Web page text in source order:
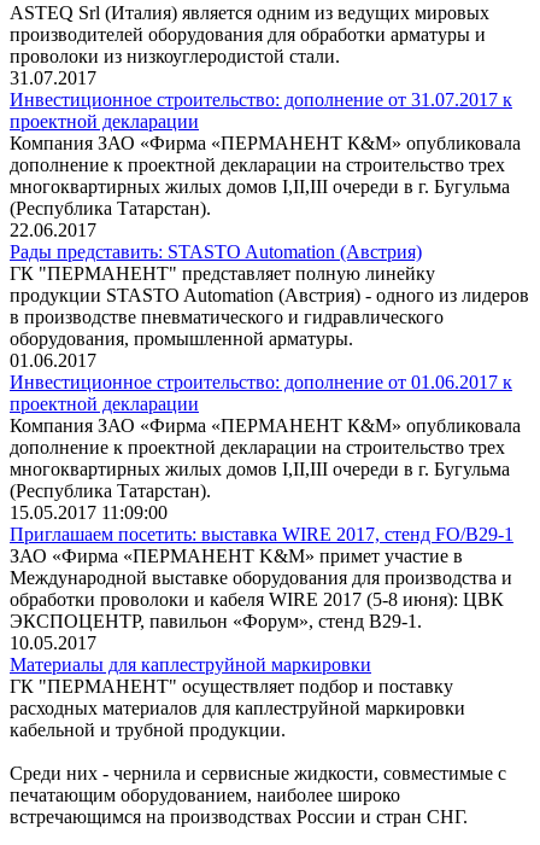
ASTEQ Srl (Италия) является одним из ведущих мировых
производителей оборудования для обработки арматуры и
проволоки из низкоуглеродистой стали.
31.07.2017
Инвестиционное строительство: дополнение от 31.07.2017 к
проектной декларации
Компания ЗАО «Фирма «ПЕРМАНЕНТ К&М» опубликовала
дополнение к проектной декларации на строительство трех
многоквартирных жилых домов I,II,III очереди в г. Бугульма
(Республика Татарстан).
22.06.2017
Рады представить: STASTO Automation (Австрия)
ГК "ПЕРМАНЕНТ" представляет полную линейку
продукции STASTO Automation (Австрия) - одного из лидеров
в производстве пневматического и гидравлического
оборудования, промышленной арматуры.
01.06.2017
Инвестиционное строительство: дополнение от 01.06.2017 к
проектной декларации
Компания ЗАО «Фирма «ПЕРМАНЕНТ К&М» опубликовала
дополнение к проектной декларации на строительство трех
многоквартирных жилых домов I,II,III очереди в г. Бугульма
(Республика Татарстан).
15.05.2017 11:09:00
Приглашаем посетить: выставка WIRE 2017, стенд FO/B29-1
ЗАО «Фирма «ПЕРМАНЕНТ K&M» примет участие в
Международной выставке оборудования для производства и
обработки проволоки и кабеля WIRE 2017 (5-8 июня): ЦВК
ЭКСПОЦЕНТР, павильон «Форум», стенд B29-1.
10.05.2017
Материалы для каплеструйной маркировки
ГК "ПЕРМАНЕНТ" осуществляет подбор и поставку
расходных материалов для каплеструйной маркировки
кабельной и трубной продукции.
Среди них - чернила и сервисные жидкости, совместимые с
печатающим оборудованием, наиболее широко
встречающимся на производствах России и стран СНГ.